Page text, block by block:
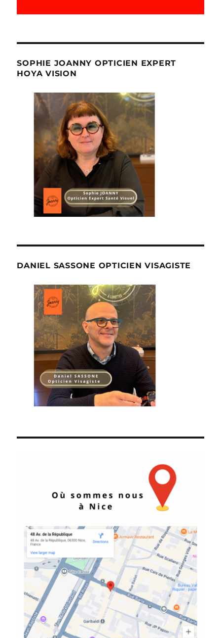
SOPHIE JOANNY OPTICIEN EXPERT
HOYA VISION
DANIEL SASSONE OPTICIEN VISAGISTE